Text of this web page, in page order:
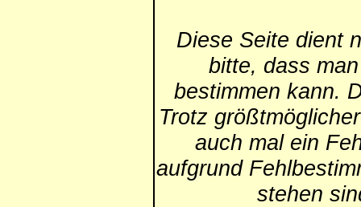
Diese Seite dient
bitte, dass
bestimmen kann.
Trotz
auch mal ein
aufgrund
stehen